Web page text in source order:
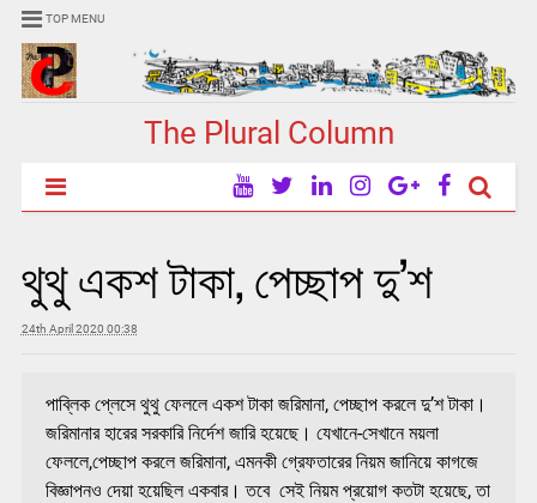
TOP MENU
The Plural Column
থুথু একশ টাকা, পেচ্ছাপ দু’শ
24th April 2020 00:38
পাব্লিক প্লেসে থুথু ফেললে একশ টাকা জরিমানা, পেচ্ছাপ করলে দু’শ টাকা।
জরিমানার হারের সরকারি নির্দেশ জারি হয়েছে। যেখানে-সেখানে ময়লা
ফেললে,পেচ্ছাপ করলে জরিমানা, এমনকী গ্রেফতারের নিয়ম জানিয়ে কাগজে
বিজ্ঞাপনও দেয়া হয়েছিল একবার। তবে সেই নিয়ম প্রয়োগ কতটা হয়েছে, তা